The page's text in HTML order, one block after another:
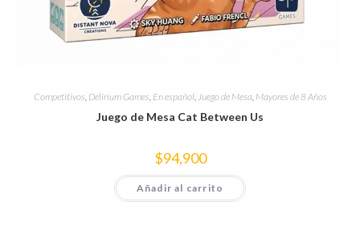
Competitivos, Delirium Games, En español,Juego de Mesa, Mayores de 8 Años
Juego de Mesa Cat Between Us
$94,900
Añadir al carrito